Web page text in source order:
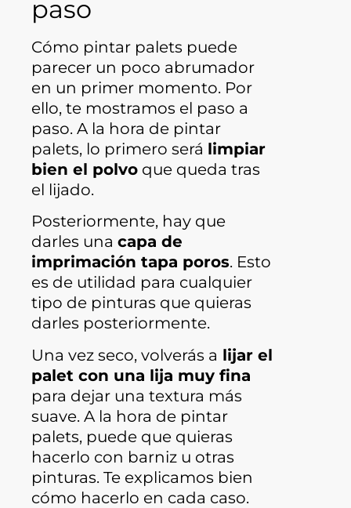
paso
Cómo pintar palets puede
parecer un poco abrumador
en un primer momento. Por
ello, te mostramos el paso a
paso. A la hora de pintar
palets, lo primero será limpiar
bien el polvo que queda tras
el lijado.
Posteriormente, hay que
darles una capa de
imprimación tapa poros. Esto
es de utilidad para cualquier
tipo de pinturas que quieras
darles posteriormente.
Una vez seco, volverás a lijar el
palet con una lija muy fina
para dejar una textura más
suave. A la hora de pintar
palets, puede que quieras
hacerlo con barniz u otras
pinturas. Te explicamos bien
cómo hacerlo en cada caso.